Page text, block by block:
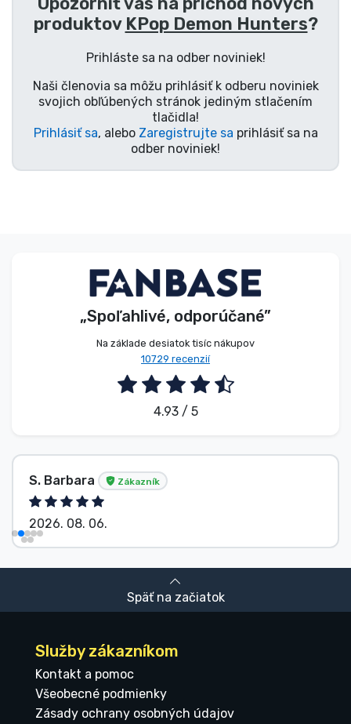
produktov KPop Demon Hunters?
Prihláste sa na odber noviniek!
Naši členovia sa môžu prihlásiť k odberu noviniek
svojich obľúbených stránok jediným stlačením
tlačidla!
Prihlásiť sa, alebo Zaregistrujte sa prihlásiť sa na
odber noviniek!
„Spoľahlivé, odporúčané”
Na základe desiatok tisíc nákupov
10729 recenzií
4.93 / 5
S. Barbara Zákazník
2026. 08. 06.
Späť na začiatok
Služby zákazníkom
Kontakt a pomoc
Všeobecné podmienky
Zásady ochrany osobných údajov
Značky